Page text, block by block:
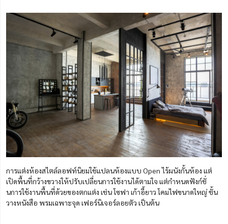
การแต่งห้องสไตล์ลอฟท์นิยมใช้แปลนห้องแบบ Open ไร้ผนังกั้นห้อง แต่
เปิดพื้นที่กว้างขวางให้ปรับเปลี่ยนการใช้งานได้ตามใจ แต่กำหนดฟังก์ชั่
นการใช้งานพื้นที่ด้วยของตกแต่ง เช่น โซฟา เก้าอี้ยาว โคมไฟขนาดใหญ่ ชั้น
วางหนังสือ พรมเฉพาะจุด เฟอร์นิเจอร์ลอยตัว เป็นต้น